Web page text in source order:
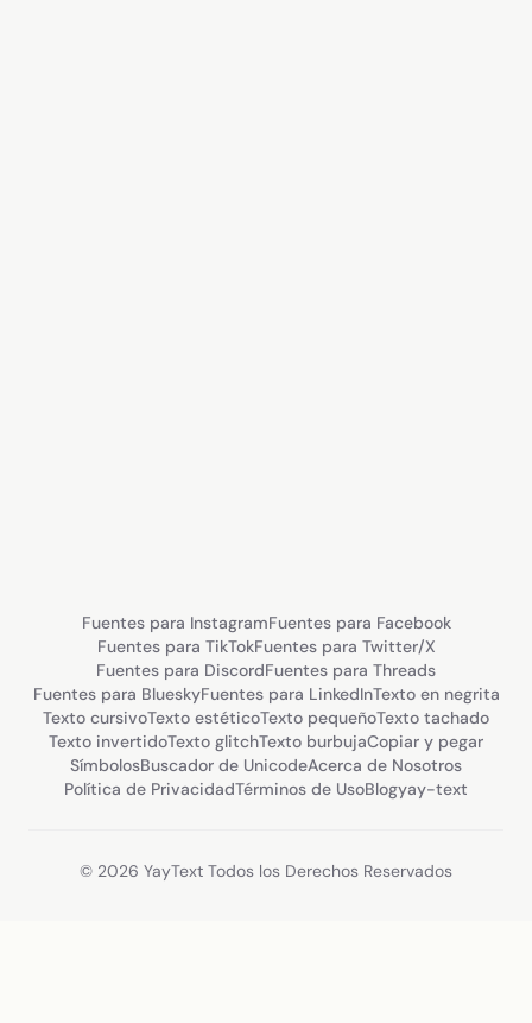
Fuentes para InstagramFuentes para Facebook
Fuentes para TikTokFuentes para Twitter/X
Fuentes para DiscordFuentes para Threads
Fuentes para BlueskyFuentes para LinkedInTexto en negrita
Texto cursivoTexto estéticoTexto pequeñoTexto tachado
Texto invertidoTexto glitchTexto burbujaCopiar y pegar
SímbolosBuscador de UnicodeAcerca de Nosotros
Política de PrivacidadTérminos de UsoBlogyay-text
© 2026 YayText Todos los Derechos Reservados